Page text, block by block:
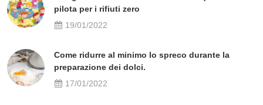
pilota per i rifiuti zero
19/01/2022
Come ridurre al minimo lo spreco durante la
preparazione dei dolci.
17/01/2022